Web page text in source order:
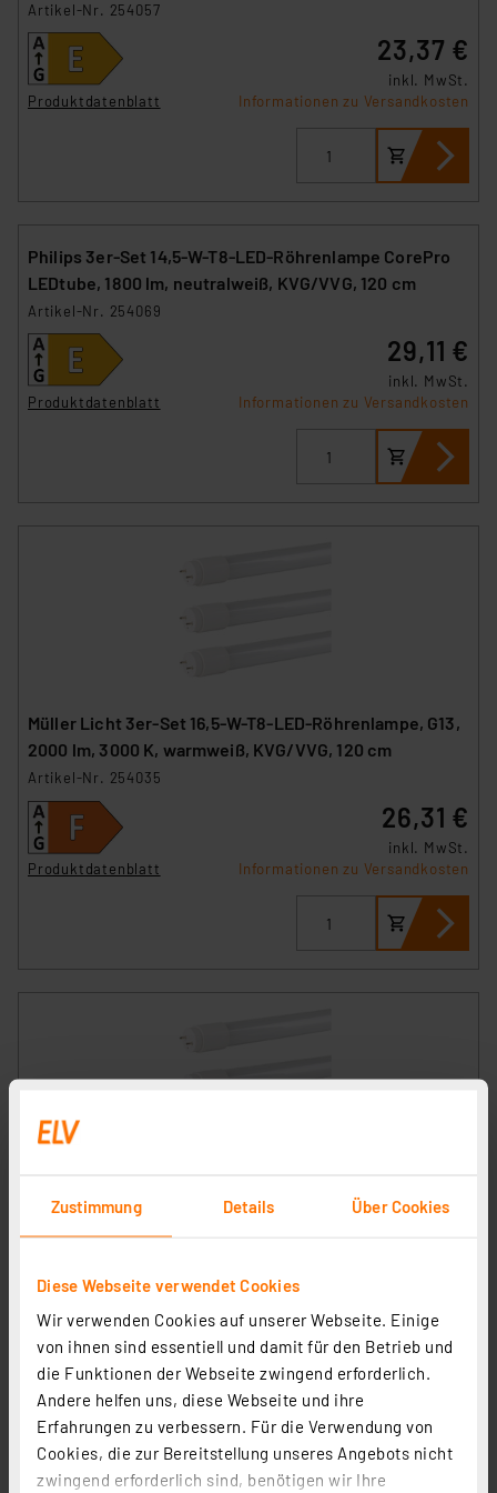
Zustimmung Details Über Cookies
Diese Webseite verwendet Cookies
Wir verwenden Cookies auf unserer Webseite. Einige
von ihnen sind essentiell und damit für den Betrieb und
die Funktionen der Webseite zwingend erforderlich.
Andere helfen uns, diese Webseite und ihre
Erfahrungen zu verbessern. Für die Verwendung von
Cookies, die zur Bereitstellung unseres Angebots nicht
zwingend erforderlich sind, benötigen wir Ihre
Artikel-Nr. 254057
Produktdatenblatt
23,37 €
inkl. MwSt.
Informationen zu Versandkosten
Philips 3er-Set 14,5-W-T8-LED-Röhrenlampe CorePro
LEDtube, 1800 lm, neutralweiß, KVG/VVG, 120 cm
Artikel-Nr. 254069
Produktdatenblatt
29,11 €
inkl. MwSt.
Informationen zu Versandkosten
Müller Licht 3er-Set 16,5-W-T8-LED-Röhrenlampe, G13,
2000 lm, 3000 K, warmweiß, KVG/VVG, 120 cm
Artikel-Nr. 254035
Produktdatenblatt
26,31 €
inkl. MwSt.
Informationen zu Versandkosten
2000 lm, 6500 K, kaltweiß, KVG/VVG, 120 cm
inkl. MwSt.